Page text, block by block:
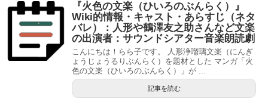
『火色の文楽（ひいろのぶんらく）』
Wiki的情報・キャスト・あらすじ（ネタ
バレ）：人形や鶴澤友之助さんなど文楽
の出演者：サウンドシアター音楽朗読劇
こんにちは！らら子です。 人形浄瑠璃文楽（にんぎ
ょうじょうるりぶんらく）を題材とした マンガ「火
色の文楽（ひいろのぶんらく）」が ...
記事を読む